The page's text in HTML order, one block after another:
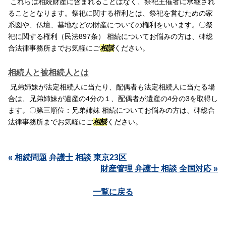
これらは相続財産に含まれることはなく、祭祀主催者に承継され
ることとなります。祭祀に関する権利とは、祭祀を営むための家
系図や、仏壇、墓地などの財産についての権利をいいます。〇祭
祀に関する権利（民法897条） 相続についてお悩みの方は、碑総
合法律事務所までお気軽にご相談ください。
相続人と被相続人とは
兄弟姉妹が法定相続人に当たり、配偶者も法定相続人に当たる場
合は、兄弟姉妹が遺産の4分の１、配偶者が遺産の4分の3を取得し
ます。〇第三順位：兄弟姉妹 相続についてお悩みの方は、碑総合
法律事務所までお気軽にご相談ください。
« 相続問題 弁護士 相談 東京23区
財産管理 弁護士 相談 全国対応 »
一覧に戻る